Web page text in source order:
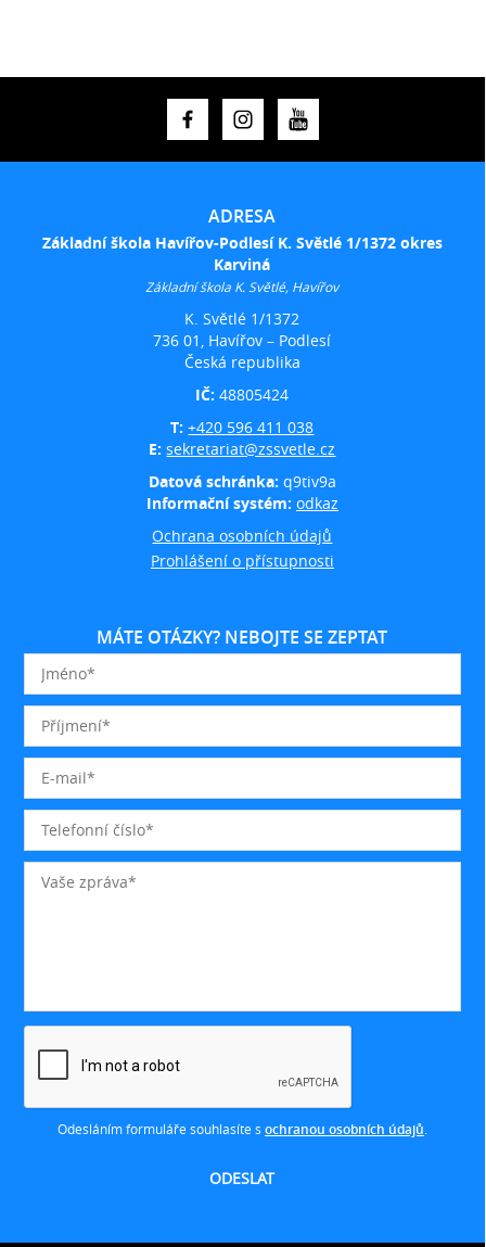
ADRESA
Základní škola Havířov-Podlesí K. Světlé 1/1372 okres
Karviná
Základní škola K. Světlé, Havířov
K. Světlé 1/1372
736 01, Havířov – Podlesí
Česká republika
IČ:48805424
T:+420 596 411 038
E:sekretariat@zssvetle.cz
Datová schránka: q9tiv9a
Informační systém: odkaz
Ochrana osobních údajů
Prohlášení o přístupnosti
MÁTE OTÁZKY? NEBOJTE SE ZEPTAT
Odesláním formuláře souhlasíte s ochranou osobních údajů